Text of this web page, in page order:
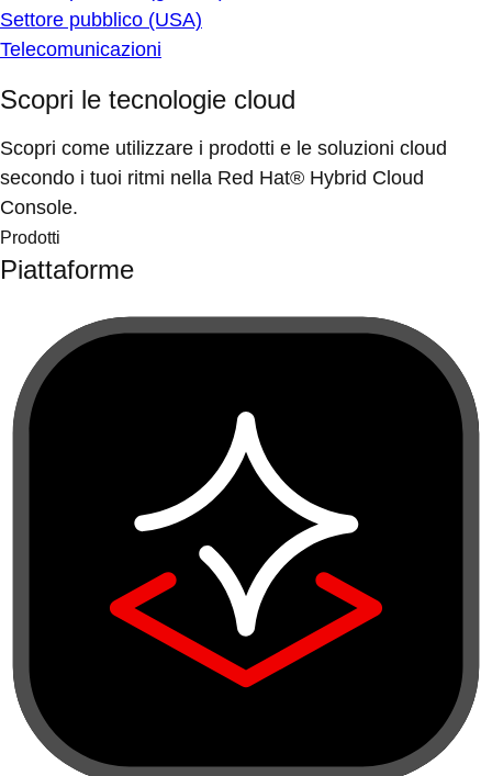
Settore pubblico (USA)
Telecomunicazioni
Scopri le tecnologie cloud
Scopri come utilizzare i prodotti e le soluzioni cloud
secondo i tuoi ritmi nella Red Hat® Hybrid Cloud
Console.
Prodotti
Piattaforme